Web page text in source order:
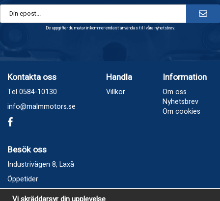
De uppgifter du matar in kommer endast användas till våra nyhetsbrev.
Kontakta oss
Tel 0584-10130
info@malmmotors.se
Handla
Villkor
Information
Om oss
Nyhetsbrev
Om cookies
Besök oss
Industrivägen 8, Laxå
Öppetider
Vecka 32